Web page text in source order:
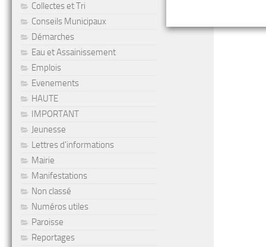
Collectes et Tri
Conseils Municipaux
Démarches
Eau et Assainissement
Emplois
Evenements
HAUTE
IMPORTANT
Jeunesse
Lettres d'informations
Mairie
Manifestations
Non classé
Numéros utiles
Paroisse
Reportages